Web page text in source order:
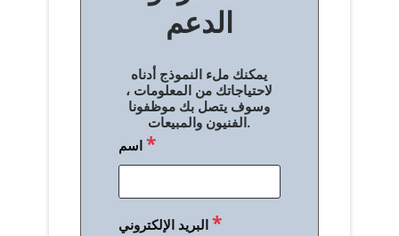
الدعم
يمكنك ملء النموذج أدناه
لاحتياجاتك من المعلومات ،
وسوف يتصل بك موظفونا
الفنيون والمبيعات.
اسم*
البريد الإلكتروني*